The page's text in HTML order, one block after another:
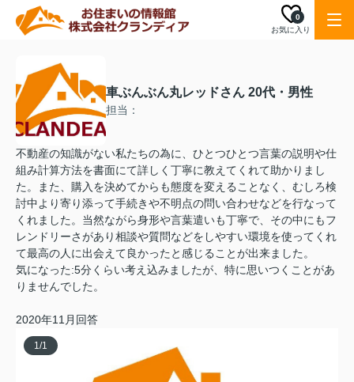
お気に入り
0
車ぶんぶん丸レッドさん 20代・男性
担当：
不動産の知識がない私たちの為に、ひとつひとつ言葉の説明や仕
組み計算方法を書面にて詳しく丁寧に教えてくれて助かりまし
た。また、購入を決めてからも態度を変えることなく、むしろ検
討中より寄り添って手続きや不明点の問い合わせなどを行なって
くれました。当然ながら身形や言葉遣いも丁寧で、その中にもフ
レンドリーさがあり相談や質問などをしやすい環境を使ってくれ
て最高の人に出会えて良かったと感じることが出来ました。
気になった:5分くらい考え込みましたが、特に思いつくことがあ
りませんでした。
2020年11月回答
1/1